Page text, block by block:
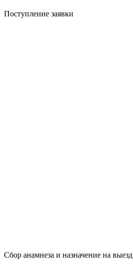
Поступление заявки
Сбор анамнеза и назначение на выезд